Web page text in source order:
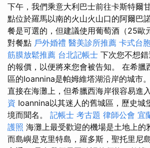
下午，我們乘意大利巴士前往卡斯特爾
點位於羅馬以南的火山火山口的阿爾巴
餐是可選的，但建議使用葡萄酒（25歐
對餐點 戶外婚禮 醫美診所推薦 卡式台
筋膜放鬆推薦 台北記帳士 下次您不想
的報價，以便將來您會被告知。 在希臘
區的Ioannina是帕姆維塔湖沿岸的城市。
直接在海灘上，但希臘西海岸很容易進
資 Ioannina以其迷人的舊城區，歷史城
境而聞名。 記帳士 考古題 律師公會 宜
護照 海灘上最受歡迎的機場是土地上的
而島嶼是克里特島，羅多斯，聖托里尼